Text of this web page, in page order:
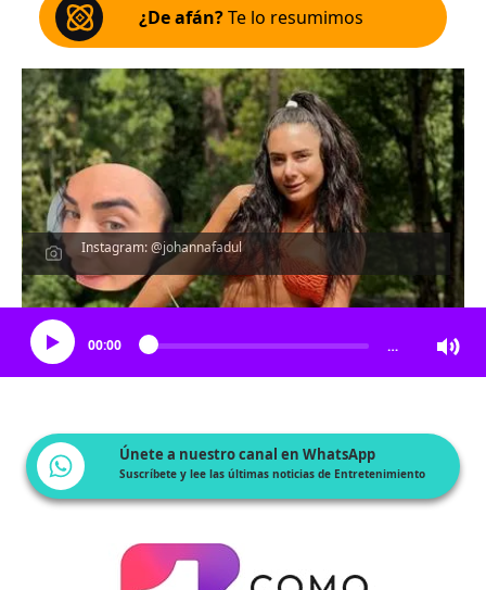
¿De afán?Te lo resumimos
Instagram: @johannafadul
Escucha el artículo
00:00 …
Únete a nuestro canal en WhatsApp
Suscríbete y lee las últimas noticias de Entretenimiento